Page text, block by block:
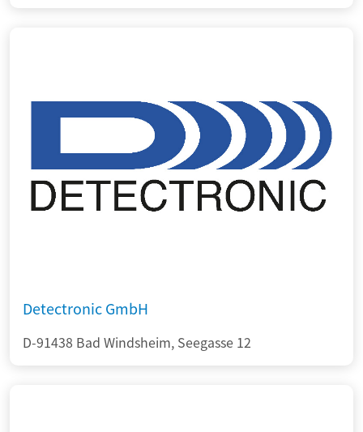
Detectronic GmbH
D-91438 Bad Windsheim, Seegasse 12